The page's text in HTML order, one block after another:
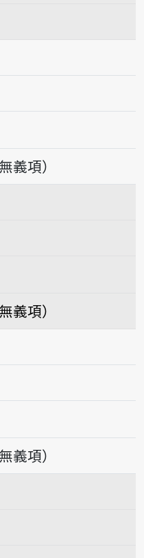
hū-tsik
義項）
義項）
讀tsit-tsik
義項）